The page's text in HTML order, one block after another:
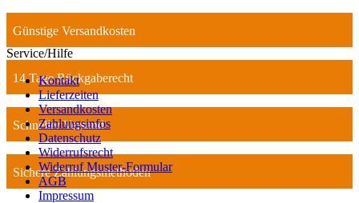
Günstige Versandkosten
14 Tage Rückgaberecht
Schneller Versand
Sichere Zahlungsmethoden
Service/Hilfe
Kontakt
Lieferzeiten
Versandkosten
Zahlungsinfos
Datenschutz
Widerrufsrecht
Widerruf Muster-Formular
AGB
Impressum